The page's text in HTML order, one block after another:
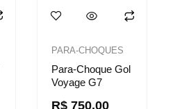
PARA-CHOQUES
Para-Choque Gol
Voyage G7
R$ 750,00